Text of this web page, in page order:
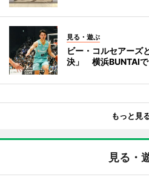
見る・遊ぶ
ビー・コルセアーズ
決」 横浜BUNTAIで
もっと見
見る・